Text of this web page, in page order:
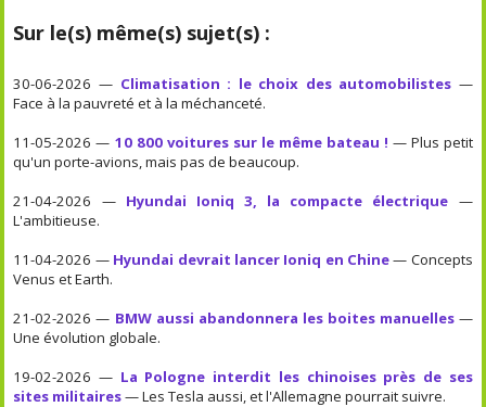
Sur le(s) même(s) sujet(s) :
30-06-2026 — Climatisation : le choix des automobilistes —
Face à la pauvreté et à la méchanceté.
11-05-2026 — 10 800 voitures sur le même bateau ! — Plus petit
qu'un porte-avions, mais pas de beaucoup.
21-04-2026 — Hyundai Ioniq 3, la compacte électrique —
L'ambitieuse.
11-04-2026 — Hyundai devrait lancer Ioniq en Chine— Concepts
Venus et Earth.
21-02-2026 — BMW aussi abandonnera les boites manuelles—
Une évolution globale.
19-02-2026 — La Pologne interdit les chinoises près de ses
sites militaires— Les Tesla aussi, et l'Allemagne pourrait suivre.